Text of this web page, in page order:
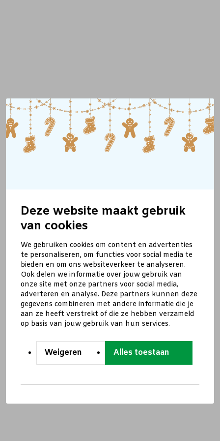
Deze website maakt gebruik
van cookies
We gebruiken cookies om content en advertenties
te personaliseren, om functies voor social media te
bieden en om ons websiteverkeer te analyseren.
Ook delen we informatie over jouw gebruik van
onze site met onze partners voor social media,
adverteren en analyse. Deze partners kunnen deze
gegevens combineren met andere informatie die je
aan ze heeft verstrekt of die ze hebben verzameld
op basis van jouw gebruik van hun services.
Weigeren Alles toestaan